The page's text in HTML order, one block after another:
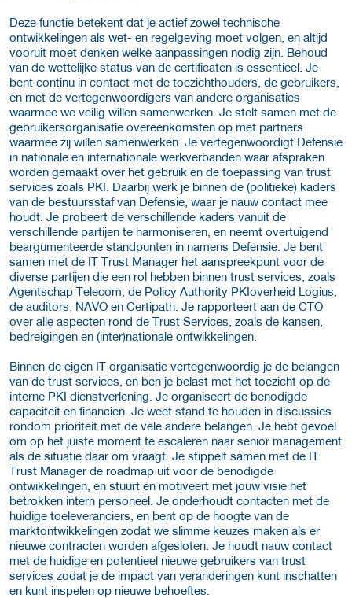
Deze functie betekent dat je actief zowel technische
ontwikkelingen als wet- en regelgeving moet volgen, en altijd
vooruit moet denken welke aanpassingen nodig zijn. Behoud
van de wettelijke status van de certificaten is essentieel. Je
bent continu in contact met de toezichthouders, de gebruikers,
en met de vertegenwoordigers van andere organisaties
waarmee we veilig willen samenwerken. Je stelt samen met de
gebruikersorganisatie overeenkomsten op met partners
waarmee zij willen samenwerken. Je vertegenwoordigt Defensie
in nationale en internationale werkverbanden waar afspraken
worden gemaakt over het gebruik en de toepassing van trust
services zoals PKI. Daarbij werk je binnen de (politieke) kaders
van de bestuursstaf van Defensie, waar je nauw contact mee
houdt. Je probeert de verschillende kaders vanuit de
verschillende partijen te harmoniseren, en neemt overtuigend
beargumenteerde standpunten in namens Defensie. Je bent
samen met de IT Trust Manager het aanspreekpunt voor de
diverse partijen die een rol hebben binnen trust services, zoals
Agentschap Telecom, de Policy Authority PKIoverheid Logius,
de auditors, NAVO en Certipath. Je rapporteert aan de CTO
over alle aspecten rond de Trust Services, zoals de kansen,
bedreigingen en (inter)nationale ontwikkelingen.
Binnen de eigen IT organisatie vertegenwoordig je de belangen
van de trust services, en ben je belast met het toezicht op de
interne PKI dienstverlening. Je organiseert de benodigde
capaciteit en financiën. Je weet stand te houden in discussies
rondom prioriteit met de vele andere belangen. Je hebt gevoel
om op het juiste moment te escaleren naar senior management
als de situatie daar om vraagt. Je stippelt samen met de IT
Trust Manager de roadmap uit voor de benodigde
ontwikkelingen, en stuurt en motiveert met jouw visie het
betrokken intern personeel. Je onderhoudt contacten met de
huidige toeleveranciers, en bent op de hoogte van de
marktontwikkelingen zodat we slimme keuzes maken als er
nieuwe contracten worden afgesloten. Je houdt nauw contact
met de huidige en potentieel nieuwe gebruikers van trust
services zodat je de impact van veranderingen kunt inschatten
en kunt inspelen op nieuwe behoeftes.